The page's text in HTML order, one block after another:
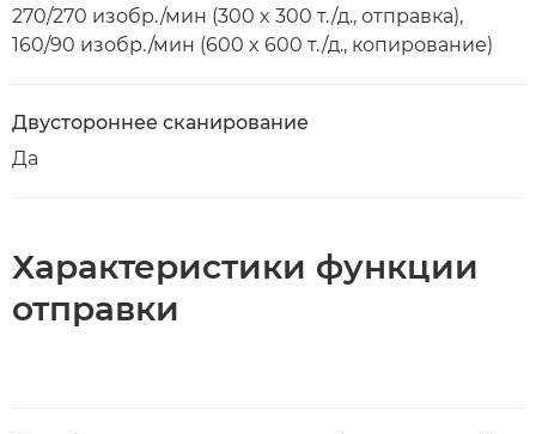
270/270 изобр./мин (300 x 300 т./д., отправка),
160/90 изобр./мин (600 x 600 т./д., копирование)
Двустороннее сканирование
Да
Характеристики функции
отправки